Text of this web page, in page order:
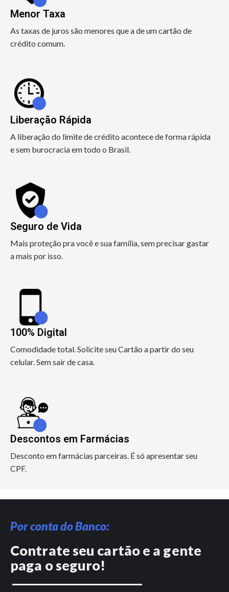
Menor Taxa
As taxas de juros são menores que a de um cartão de
crédito comum.
Liberação Rápida
A liberação do limite de crédito acontece de forma rápida
e sem burocracia em todo o Brasil.
Seguro de Vida
Mais proteção pra você e sua família, sem precisar gastar
a mais por isso.
100% Digital
Comodidade total. Solicite seu Cartão a partir do seu
celular. Sem sair de casa.
Descontos em Farmácias
Desconto em farmácias parceiras. É só apresentar seu
CPF.
Por conta do Banco:
Contrate seu cartão e a gente
paga o seguro!